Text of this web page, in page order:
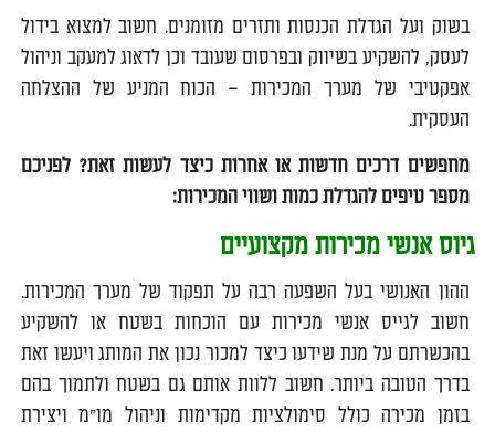
בשוק ועל הגדלת הכנסות ותזרים מזומנים. חשוב למצוא בידול
לעסק, להשקיע בשיווק ובפרסום שעובד וכן לדאוג למעקב וניהול
אפקטיבי של מערך המכירות – הכוח המניע של ההצלחה
העסקית.
מחפשים דרכים חדשות או אחרות כיצד לעשות זאת? לפניכם
מספר טיפים להגדלת כמות ושווי המכירות:
גיוס אנשי מכירות מקצועיים
ההון האנושי בעל השפעה רבה על תפקוד של מערך המכירות.
חשוב לגייס אנשי מכירות עם הוכחות בשטח או להשקיע
בהכשרתם על מנת שידעו כיצד למכור נכון את המותג ויעשו זאת
בדרך הטובה ביותר. חשוב ללוות אותם גם בשטח ולתמוך בהם
בזמן מכירה כולל סימולציות מקדימות וניהול מו"מ ויצירת